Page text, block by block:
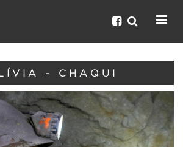
- CHAQUI